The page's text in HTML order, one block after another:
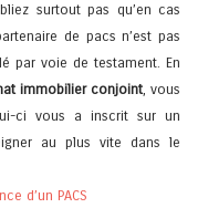
surtout pas qu’en cas
de pacs n’est pas
par voie de testament. En
immobilier conjoint, vous
ci vous a inscrit sur un
au plus vite dans le
d’un PACS